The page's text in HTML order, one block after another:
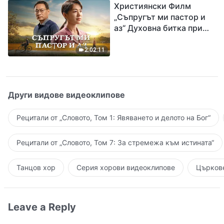
Исус
2:02:11
Християнски Филм
„Съпругът ми пастор и
аз“ Духовна битка при
Други видове видеоклипове
Рецитали от „Словото, Том 1: Явяването и делото на Бог“
Рецитали от „Словото, Том 7: За стремежа към истината“
Танцов хор Серия хорови видеоклипове
Leave a Reply